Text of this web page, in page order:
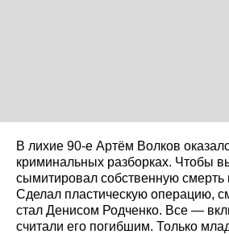
В лихие 90-е Артём Волков
криминальных разборках. Чтобы
сымитировал собственную
Сделал пластическую операцию,
стал Денисом Родченко. Все —
считали его погибшим. Только